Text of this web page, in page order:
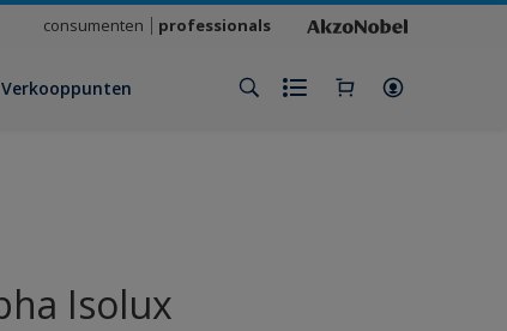
consumenten professionals
Verkooppunten
Isolux